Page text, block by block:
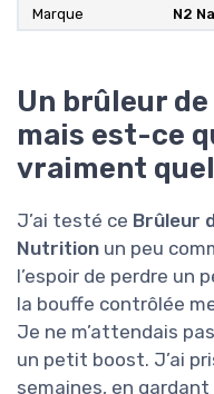
Marque N2
Un brûleur
mais est-ce
vraiment
J’ai testé ce Brûleur
Nutrition un peu
l’espoir de perdre un
la bouffe contrôlée
Je ne m’attendais
un petit boost. J’ai
semaines, en